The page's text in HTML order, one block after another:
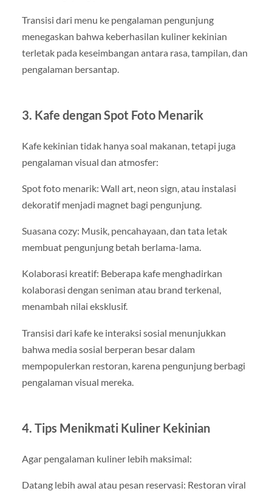
Transisi dari menu ke pengalaman pengunjung
menegaskan bahwa keberhasilan kuliner kekinian
terletak pada keseimbangan antara rasa, tampilan, dan
pengalaman bersantap.
3. Kafe dengan Spot Foto Menarik
Kafe kekinian tidak hanya soal makanan, tetapi juga
pengalaman visual dan atmosfer:
Spot foto menarik: Wall art, neon sign, atau instalasi
dekoratif menjadi magnet bagi pengunjung.
Suasana cozy: Musik, pencahayaan, dan tata letak
membuat pengunjung betah berlama-lama.
Kolaborasi kreatif: Beberapa kafe menghadirkan
kolaborasi dengan seniman atau brand terkenal,
menambah nilai eksklusif.
Transisi dari kafe ke interaksi sosial menunjukkan
bahwa media sosial berperan besar dalam
mempopulerkan restoran, karena pengunjung berbagi
pengalaman visual mereka.
4. Tips Menikmati Kuliner Kekinian
Agar pengalaman kuliner lebih maksimal:
Datang lebih awal atau pesan reservasi: Restoran viral